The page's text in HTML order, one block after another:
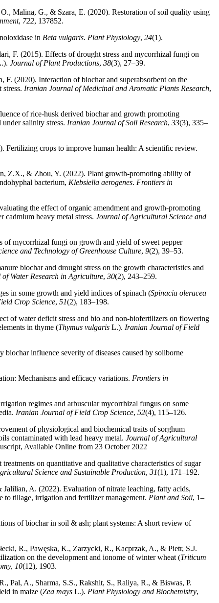
Malina, G., & Szara, E. (2020). Restoration of soil quality using
, 722, 137852.
in Beta vulgaris. Plant Physiology, 24(1).
F. (2015). Effects of drought stress and mycorrhizal fungi on
Journal of Plant Productions, 38(3), 27–39.
(2020). Interaction of biochar and superabsorbent on the
stress. Iranian Journal of Medicinal and Aromatic Plants Research,
of rice-husk derived biochar and growth promoting
salinity stress. Iranian Journal of Soil Research, 33(3), 335–
crops to improve human health: A scientific review.
Z.X., & Zhou, Y. (2022). Plant growth-promoting ability of
bacterium, Klebsiella aerogenes. Frontiers in
the effect of organic amendment and growth-promoting
cadmium heavy metal stress. Journal of Agricultural Science and
mycorrhizal fungi on growth and yield of sweet pepper
and Technology of Greenhouse Culture, 9(2), 39–53.
biochar and drought stress on the growth characteristics and
Water Research in Agriculture, 30(2), 243–259.
in some growth and yield indices of spinach (Spinacia oleracea
Crop Science, 51(2), 183–198.
of water deficit stress and bio and non-biofertilizers on flowering
in thyme (Thymus vulgaris L.). Iranian Journal of Field
influence severity of diseases caused by soilborne
Mechanisms and efficacy variations. Frontiers in
regimes and arbuscular mycorrhizal fungus on some
Iranian Journal of Field Crop Science, 52(4), 115–126.
of physiological and biochemical traits of sorghum
contaminated with lead heavy metal. Journal of Agricultural
Available Online from 23 October 2022
on quantitative and qualitative characteristics of sugar
Science and Sustainable Production, 31(1), 171–192.
A. (2022). Evaluation of nitrate leaching, fatty acids,
to tillage, irrigation and fertilizer management. Plant and Soil, 1–
of biochar in soil & ash; plant systems: A short review of
R., Pawęska, K., Zarzycki, R., Kacprzak, A., & Pietr, S.J.
on the development and ionome of winter wheat (Triticum
10(12), 1903.
Pal, A., Sharma, S.S., Rakshit, S., Raliya, R., & Biswas, P.
in maize (Zea mays L.). Plant Physiology and Biochemistry,